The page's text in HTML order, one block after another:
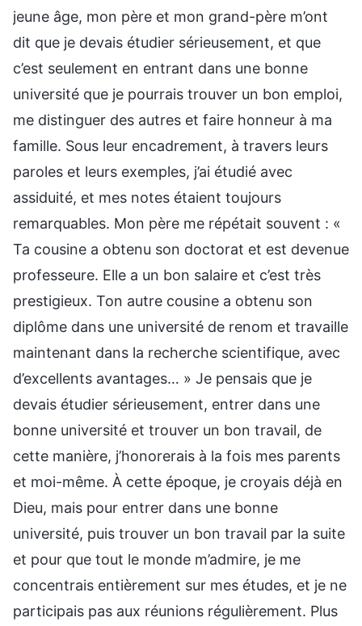
jeune âge, mon père et mon grand-père m’ont
dit que je devais étudier sérieusement, et que
c’est seulement en entrant dans une bonne
université que je pourrais trouver un bon emploi,
me distinguer des autres et faire honneur à ma
famille. Sous leur encadrement, à travers leurs
paroles et leurs exemples, j’ai étudié avec
assiduité, et mes notes étaient toujours
remarquables. Mon père me répétait souvent : «
Ta cousine a obtenu son doctorat et est devenue
professeure. Elle a un bon salaire et c’est très
prestigieux. Ton autre cousine a obtenu son
diplôme dans une université de renom et travaille
maintenant dans la recherche scientifique, avec
d’excellents avantages… » Je pensais que je
devais étudier sérieusement, entrer dans une
bonne université et trouver un bon travail, de
cette manière, j’honorerais à la fois mes parents
et moi-même. À cette époque, je croyais déjà en
Dieu, mais pour entrer dans une bonne
université, puis trouver un bon travail par la suite
et pour que tout le monde m’admire, je me
concentrais entièrement sur mes études, et je ne
participais pas aux réunions régulièrement. Plus